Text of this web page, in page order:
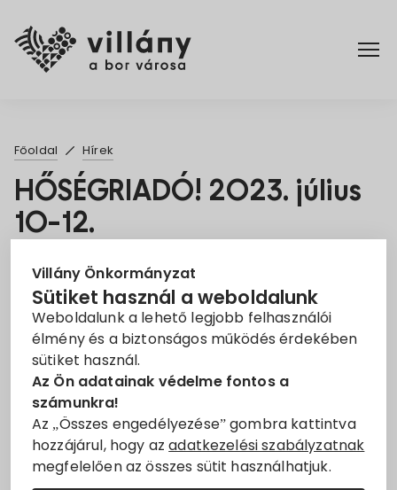
Villány Önkormányzat
Sütiket használ a weboldalunk
Weboldalunk a lehető legjobb felhasználói
élmény és a biztonságos működés érdekében
sütiket használ.
Az Ön adatainak védelme fontos a
számunkra!
Az „Összes engedélyezése” gombra kattintva
hozzájárul, hogy azadatkezelési szabályzatnak
megfelelően az összes sütit használhatjuk.
Elérhetőségek
Rendelettár
Pályázatok
Dokumentumok
Állásajánlatok
Szolgáltatók
Főoldal Hírek
HŐSÉGRIADÓ! 2023. július
10-12.
hőségriadó Tájékoztató
Tájékoztatjuk a Lakosságot, hogy II. fokú
hőségriasztás került kiadásra 2023. július 10-én
00:00 órától 2023. július 12. 24:00 óráig az egész
ország területére.
Ezzel kapcsolatban szeretnénk tájékoztatni a
Lakosságot, hogy településünkön a Rendezvénytér